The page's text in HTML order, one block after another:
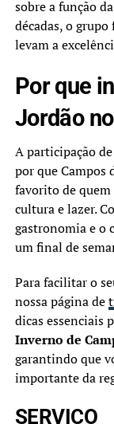
sobre a função
décadas, o
levam a
Por que
Jordão
A participação
por que Campos
favorito de quem
cultura e lazer.
gastronomia e o
um final de
Para facilitar o
nossa página de
dicas essenciais
Inverno de
garantindo que
importante da
SERVIÇO